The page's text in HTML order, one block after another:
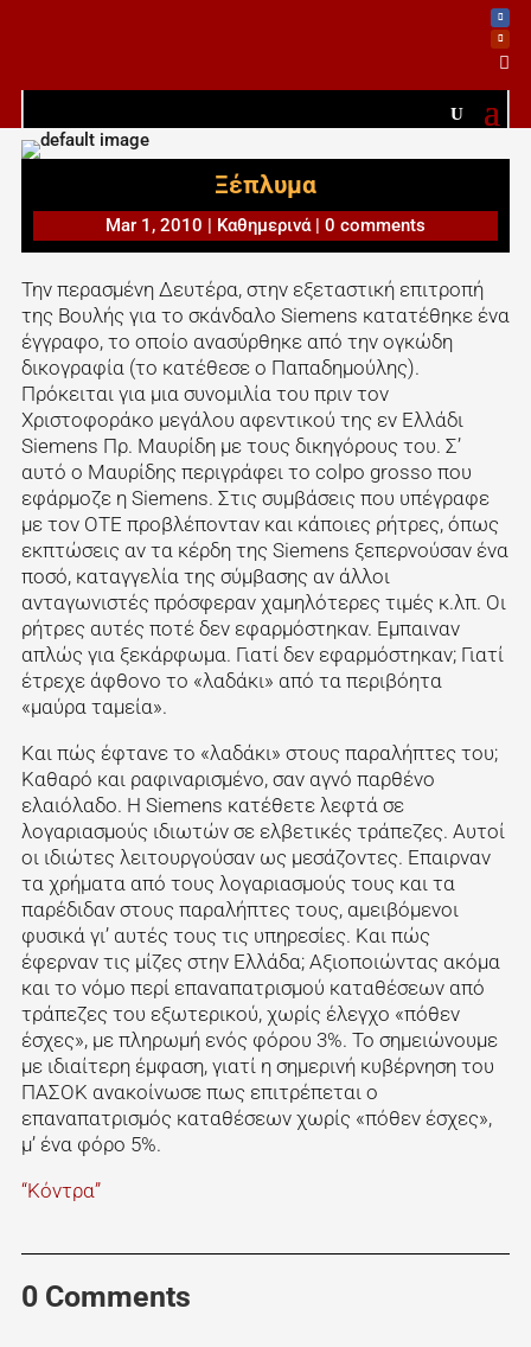

Ξέπλυμα
Mar 1, 2010 | Καθημερινά| 0 comments
Την περασμένη Δευτέρα, στην εξεταστική επιτροπή
της Βουλής για το σκάνδαλο Siemens κατατέθηκε ένα
έγγραφο, το οποίο ανασύρθηκε από την ογκώδη
δικογραφία (το κατέθεσε ο Παπαδημούλης).
Πρόκειται για μια συνομιλία του πριν τον
Χριστοφοράκο μεγάλου αφεντικού της εν Ελλάδι
Siemens Πρ. Μαυρίδη με τους δικηγόρους του. Σ’
αυτό ο Μαυρίδης περιγράφει το colpo grosso που
εφάρμοζε η Siemens. Στις συμβάσεις που υπέγραφε
με τον ΟΤΕ προβλέπονταν και κάποιες ρήτρες, όπως
εκπτώσεις αν τα κέρδη της Siemens ξεπερνούσαν ένα
ποσό, καταγγελία της σύμβασης αν άλλοι
ανταγωνιστές πρόσφεραν χαμηλότερες τιμές κ.λπ. Οι
ρήτρες αυτές ποτέ δεν εφαρμόστηκαν. Εμπαιναν
απλώς για ξεκάρφωμα. Γιατί δεν εφαρμόστηκαν; Γιατί
έτρεχε άφθονο το «λαδάκι» από τα περιβόητα
«μαύρα ταμεία».
Και πώς έφτανε το «λαδάκι» στους παραλήπτες του;
Καθαρό και ραφιναρισμένο, σαν αγνό παρθένο
ελαιόλαδο. Η Siemens κατέθετε λεφτά σε
λογαριασμούς ιδιωτών σε ελβετικές τράπεζες. Αυτοί
οι ιδιώτες λειτουργούσαν ως μεσάζοντες. Επαιρναν
τα χρήματα από τους λογαριασμούς τους και τα
παρέδιδαν στους παραλήπτες τους, αμειβόμενοι
φυσικά γι’ αυτές τους τις υπηρεσίες. Και πώς
έφερναν τις μίζες στην Ελλάδα; Αξιοποιώντας ακόμα
και το νόμο περί επαναπατρισμού καταθέσεων από
τράπεζες του εξωτερικού, χωρίς έλεγχο «πόθεν
έσχες», με πληρωμή ενός φόρου 3%. Το σημειώνουμε
με ιδιαίτερη έμφαση, γιατί η σημερινή κυβέρνηση του
ΠΑΣΟΚ ανακοίνωσε πως επιτρέπεται ο
επαναπατρισμός καταθέσεων χωρίς «πόθεν έσχες»,
μ’ ένα φόρο 5%.
“Κόντρα”
0 Comments